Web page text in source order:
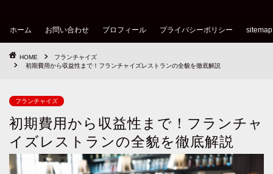
ホーム お問い合わせ プロフィール プライバシーポリシー sitemap
HOME
フランチャイズ
初期費用から収益性まで！フランチャイズレストランの全貌を徹底解説
フランチャイズ
初期費用から収益性まで！フランチャ
イズレストランの全貌を徹底解説